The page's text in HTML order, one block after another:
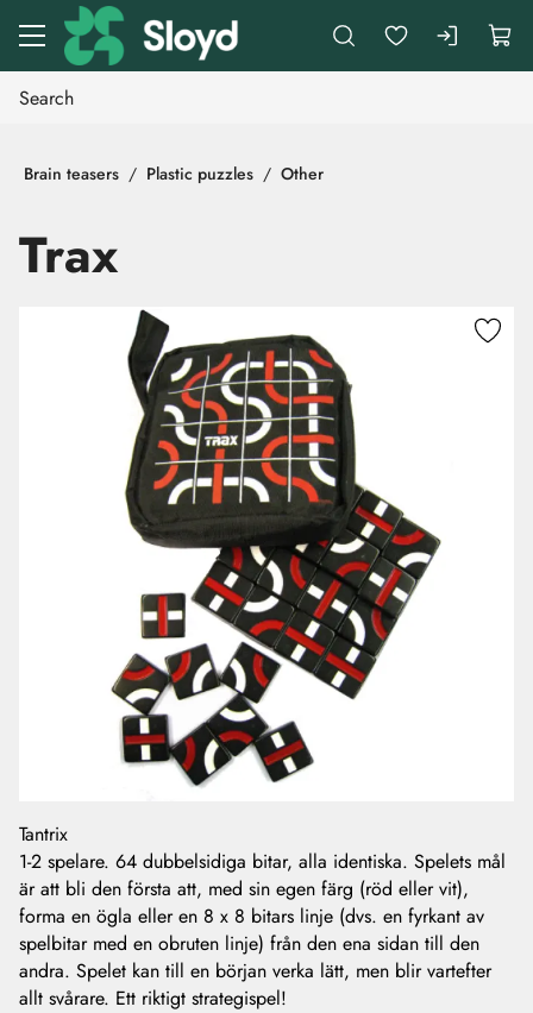
Go to main content
Brain teasers Plastic puzzles Other
Trax
Skip images
Tantrix
1-2 spelare. 64 dubbelsidiga bitar, alla identiska. Spelets mål
är att bli den första att, med sin egen färg (röd eller vit),
forma en ögla eller en 8 x 8 bitars linje (dvs. en fyrkant av
spelbitar med en obruten linje) från den ena sidan till den
andra. Spelet kan till en början verka lätt, men blir vartefter
allt svårare. Ett riktigt strategispel!